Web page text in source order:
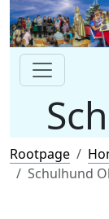
Rootpage
Schulhund